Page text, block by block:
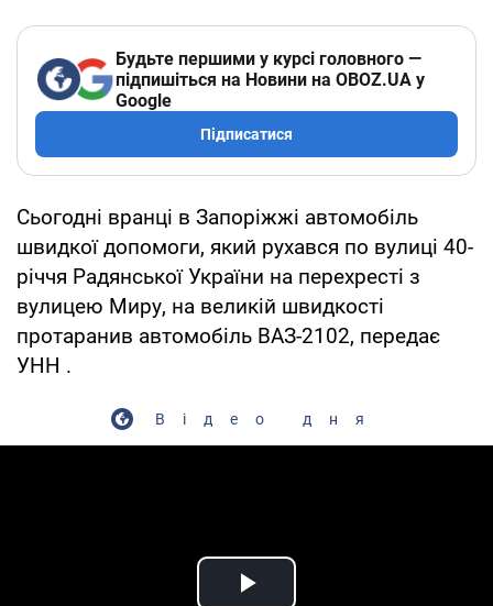
Будьте першими у курсі головного —
підпишіться на Новини на OBOZ.UA у
Google
Підписатися
Сьогодні вранці в Запоріжжі автомобіль
швидкої допомоги, який рухався по вулиці 40-
річчя Радянської України на перехресті з
вулицею Миру, на великій швидкості
протаранив автомобіль ВАЗ-2102, передає
УНН .
Відео дня